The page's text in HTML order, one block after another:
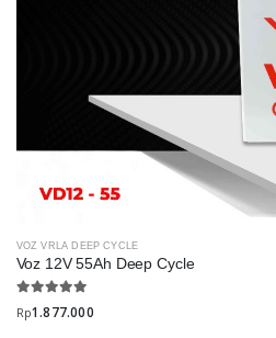
VOZ VRLA DEEP CYCLE
Voz 12V 55Ah Deep Cycle
Rp1.877.000